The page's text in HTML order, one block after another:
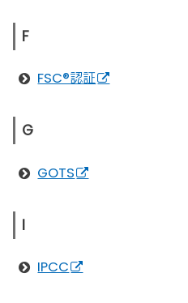
F
FSC®認証
G
GOTS
I
IPCC